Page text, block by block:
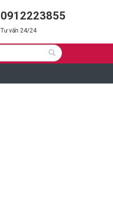
0912223855
Tư vấn 24/24